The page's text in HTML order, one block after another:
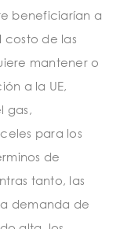
beneficiarían a
costo de las
mantener o
a la UE,
gas,
para los
de
tanto, las
demanda de